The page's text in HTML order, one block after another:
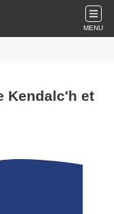
MENU
Kendalc'h et